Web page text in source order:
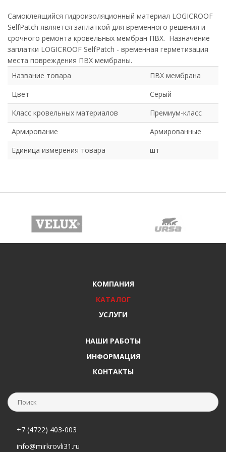
Самоклеящийся гидроизоляционный материал LOGICROOF
SelfPatch является заплаткой для временного решения и
срочного ремонта кровельных мембран ПВХ. Назначение
заплатки LOGICROOF SelfPatch - временная герметизация
места повреждения ПВХ мембраны.
Название товара
ПВХ мембрана
Цвет
Серый
Класс кровельных материалов
Премиум-класс
Армирование
Армированные
Единица измерения товара
шт
КОМПАНИЯ
КАТАЛОГ
УСЛУГИ
НАШИ РАБОТЫ
ИНФОРМАЦИЯ
КОНТАКТЫ
+7 (4722) 403-003
info@mirkrovli31.ru